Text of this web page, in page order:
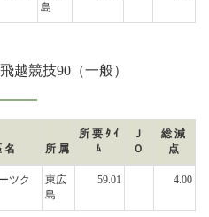
島
競技90（一般）
名 所属
所要ﾀｲ
ﾑ
Ｊ
Ｏ
総減
点
ツク
東広
島
59.01 4.00